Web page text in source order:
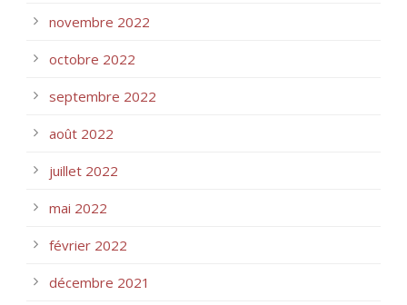
novembre 2022
octobre 2022
septembre 2022
août 2022
juillet 2022
mai 2022
février 2022
décembre 2021